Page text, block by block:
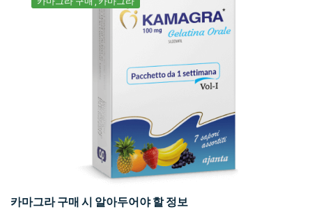
카마그라 구매 시 알아두어야 할 정보